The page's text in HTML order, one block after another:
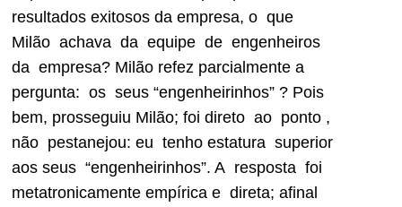
resultados exitosos da empresa, o que
Milão achava da equipe de engenheiros
da empresa? Milão refez parcialmente a
pergunta: os seus “engenheirinhos” ? Pois
bem, prosseguiu Milão; foi direto ao ponto ,
não pestanejou: eu tenho estatura superior
aos seus “engenheirinhos”. A resposta foi
metatronicamente empírica e direta; afinal